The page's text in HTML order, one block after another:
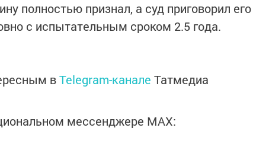
полностью признал, а суд приговорил его
с испытательным сроком 2.5 года.
вTelegram-канале Татмедиа
мессенджере MАХ: